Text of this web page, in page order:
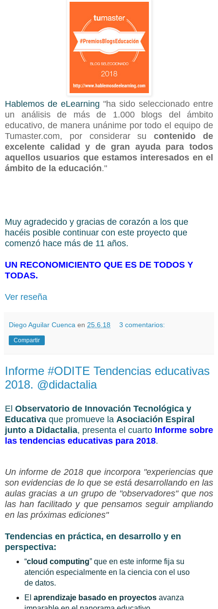
Hablemos de eLearning "ha sido seleccionado entre
un análisis de más de 1.000 blogs del ámbito
educativo, de manera unánime por todo el equipo de
Tumaster.com, por considerar sucontenido de
excelente calidad y de gran ayuda para todos
aquellos usuarios que estamos interesados en el
ámbito de la educación."
Muy agradecido y gracias de corazón a los que
hacéis posible continuar con este proyecto que
comenzó hace más de 11 años.
UN RECONOMICIENTO QUE ES DE TODOS Y
TODAS.
Ver reseña
Diego Aguilar Cuenca en 25.6.18 3 comentarios:
Compartir
Informe #ODITE Tendencias educativas
2018. @didactalia
El Observatorio de Innovación Tecnológica y
Educativa que promueve la Asociación Espiral
junto a Didactalia, presenta el cuarto Informe sobre
las tendencias educativas para 2018.
Un informe de 2018 que incorpora "experiencias que
son evidencias de lo que se está desarrollando en las
aulas gracias a un grupo de "observadores" que nos
las han facilitado y que pensamos seguir ampliando
en las próximas ediciones"
Tendencias en práctica, en desarrollo y en
perspectiva:
“cloud computing” que en este informe fija su
atención especialmente en la ciencia con el uso
de datos.
El aprendizaje basado en proyectosavanza